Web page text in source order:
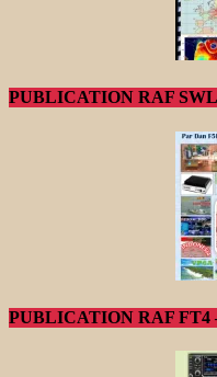
PUBLICATION RAF
PUBLICATION RAF FT4